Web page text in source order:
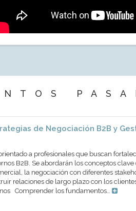
de Negociación B2B y
a profesionales que buscan
B2B. Se abordarán los conceptos clave
la negociación con diferentes
relaciones de largo plazo con los
Comprender los fundamentos…